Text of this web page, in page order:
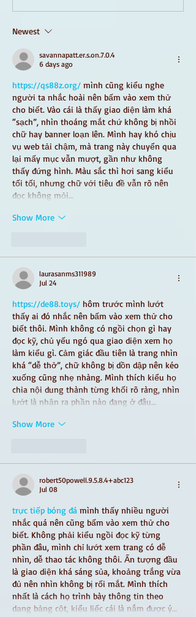
Newest
savannapatt.er.s.on.7.0.4
6 days ago
https://qs88z.org/ mình cũng kiểu nghe
người ta nhắc hoài nên bấm vào xem thử
cho biết. Vào cái là thấy giao diện làm khá
“sạch”, nhìn thoáng mắt chứ không bị nhồi
chữ hay banner loạn lên. Mình hay khó chịu
vụ web tải chậm, mà trang này chuyển qua
lại mấy mục vẫn mượt, gần như không
thấy đứng hình. Màu sắc thì hơi sang kiểu
tối tối, nhưng chữ với tiêu đề vẫn rõ nên
đọc không mỏi…
Show More
laurasanms311989
Jul 24
https://de88.toys/ hôm trước mình lướt
thấy ai đó nhắc nên bấm vào xem thử cho
biết thôi. Mình không có ngồi chọn gì hay
đọc kỹ, chủ yếu ngó qua giao diện xem họ
làm kiểu gì. Cảm giác đầu tiên là trang nhìn
khá “dễ thở”, chữ không bị dồn dập nên kéo
xuống cũng nhẹ nhàng. Mình thích kiểu họ
chia nội dung thành từng khối rõ ràng, nhìn
lướt là nhận ra phần nào đang ở đâu…
Show More
robert50powell.9.5.8.4+abc123
Jul 08
trực tiếp bóng đá mình thấy nhiều người
nhắc quá nên cũng bấm vào xem thử cho
biết. Không phải kiểu ngồi đọc kỹ từng
phần đâu, mình chỉ lướt xem trang có dễ
nhìn, dễ thao tác không thôi. Ấn tượng đầu
là giao diện khá sáng sủa, khoảng trắng vừa
đủ nên nhìn không bị rối mắt. Mình thích
nhất là cách họ trình bày thông tin theo
dạng bảng cột, kiểu liếc cái là nắm được ý…